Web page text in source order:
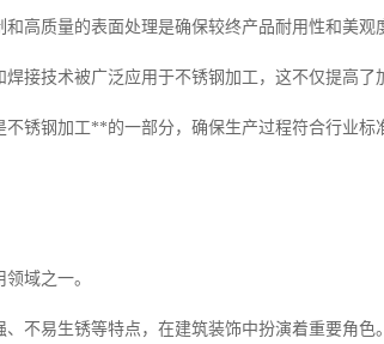
高质量的表面处理是确保较终产品耐用性和美观
接技术被广泛应用于不锈钢加工，这不仅提高
不锈钢加工**的一部分，确保生产过程符合行业标
域之一。
不易生锈等特点，在建筑装饰中扮演着重要角色